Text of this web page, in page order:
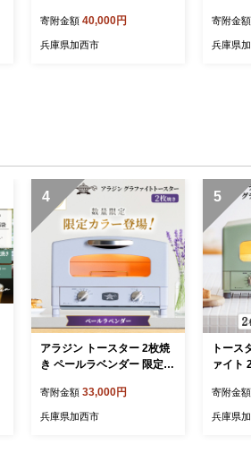
インテリア アート 額装入り
ファンタジー ジークレー 作
寄附金額 40,000円
兵庫県加西市
絵画 イ
装入り
寄附金額
兵庫県
4
アラジン トースター 2枚焼
き ペールラベンダー 限定カ
おしゃれ インテリア キッチ
ン 家電 調理 朝食 パン 調理
寄附金額 33,000円
兵庫県加西市
5
トース
ァイト
れ イン
電 兵庫
寄附金額
兵庫県